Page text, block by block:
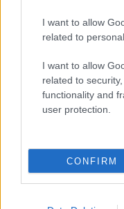
I want to allow
related to
I want to allow
related to
functionality and
user protection.
CONFIRM
CHI SIAMO
Iscritto al Registro
© Riproduzione
riproduzione